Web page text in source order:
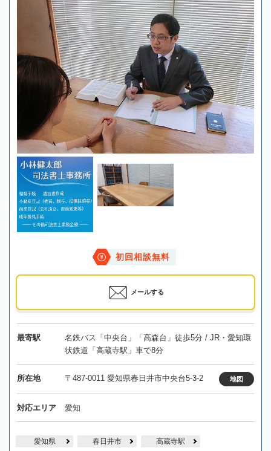
初回相談無料
メールする
最寄駅
名鉄バス「中央台」「高森台」徒歩5分 / JR・愛知環
状鉄道「高蔵寺駅」車で8分
所在地 〒487-0011 愛知県春日井市中央台5-3-2 地図
対応エリア 愛知
愛知県 春日井市 高蔵寺駅